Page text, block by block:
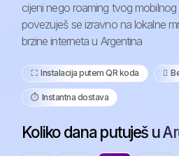
cijeni nego roaming tvog
povezuješ se izravno na lokalne
brzine interneta u Argentina
⛶️️ Instalacija putem QR koda ️
⏱️️ Instantna dostava
Koliko dana putuješ u